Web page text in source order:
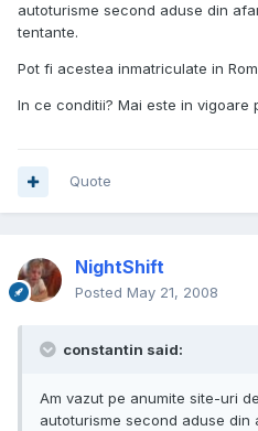
autoturisme second aduse din
tentante.
Pot fi acestea inmatriculate in
In ce conditii? Mai este in vigoare
Quote
NightShift
Posted May 21, 2008
constantin said:
Am vazut pe anumite site-uri
autoturisme second aduse